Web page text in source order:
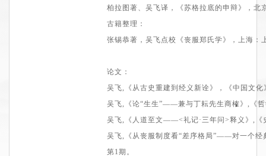
柏拉图著、 吴飞译 ， 《苏格拉底的申辩》， 北
古籍整理：
张锡恭著，吴飞点校《丧服郑氏学》，上海：
论文 ：
吴飞,
《从古史重建到经义新诠》，《中国文化
吴飞,
《论“生生”——兼与丁耘先生商榷》
,《
吴飞,
《 人道至文——<礼记·三年问>释义 》
,
吴飞,
《 从丧服制度看“差序格局”——对一个经
第1期 。